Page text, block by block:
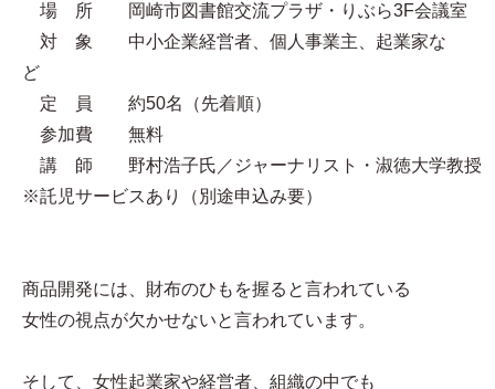
場 所 岡崎市図書館交流プラザ・りぶら3F会議室
対 象 中小企業経営者、個人事業主、起業家な
ど
定 員 約50名（先着順）
参加費 無料
講 師 野村浩子氏／ジャーナリスト・淑徳大学教授
※託児サービスあり（別途申込み要）
商品開発には、財布のひもを握ると言われている
女性の視点が欠かせないと言われています。
そして、女性起業家や経営者、組織の中でも